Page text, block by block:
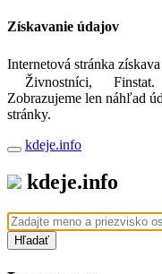
Získavanie údajov
Internetová stránka
Živnostníci,
Finstat.
Zobrazujeme len náhľad
stránky.
kdeje.info
kdeje.info
Hľadať